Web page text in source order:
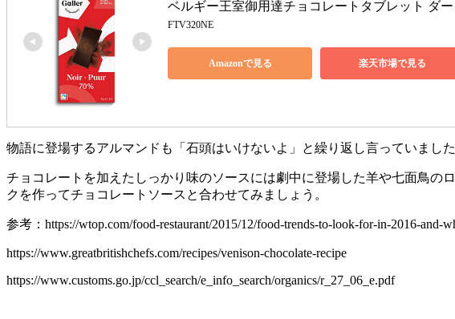
ベルギー王室御用達チョコレートタブレット ダー
FTV320NE
Amazonで見る 楽天市場で見る
物語に登場するアルマンドも「石頭はいけないよ」と繰り返し言っていまし
チョコレートを加えたしっかり味のソースには劇中に登場した羊や七面鳥
クを作ってチョコレートソースと合わせてみましょう。
参考：https://wtop.com/food-restaurant/2015/12/food-trends-to-look-for-in-2016-and-
https://www.greatbritishchefs.com/recipes/venison-chocolate-recipe
https://www.customs.go.jp/ccl_search/e_info_search/organics/r_27_06_e.pdf